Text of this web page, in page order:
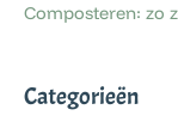
Composteren: zo
Categorieën